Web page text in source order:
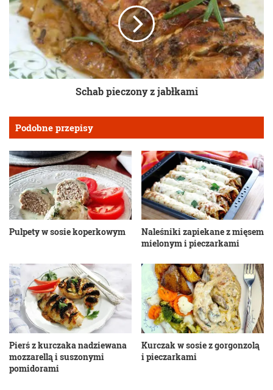
Schab pieczony z jabłkami
Podobne przepisy
Pulpety w sosie koperkowym
Naleśniki zapiekane z mięsem
mielonym i pieczarkami
Pierś z kurczaka nadziewana
mozzarellą i suszonymi
pomidorami
Kurczak w sosie z gorgonzolą
i pieczarkami